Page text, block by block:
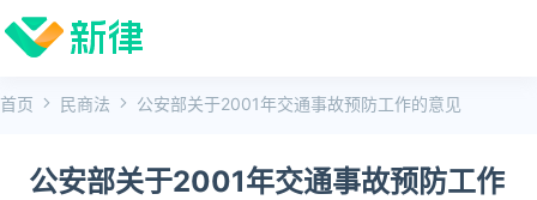
首页 民商法 公安部关于2001年交通事故预防工作的意见
公安部关于2001年交通事故预防工作